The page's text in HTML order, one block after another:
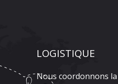
LOGISTIQUE
Nous coordonnons